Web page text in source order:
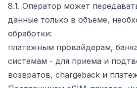
8.1. Оператор может
данные только в объеме,
обработки:
платежным провайдерам,
системам - для приема и
возвратов, chargeback и